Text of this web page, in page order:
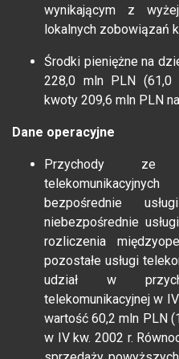
wynikającym z
lokalnych zobowiązań
Środki pieniężne na
228,0 mln PLN (61,0
kwoty 209,6 mln PLN
Dane operacyjne
Przychody ze
bezpośrednie
niebezpośrednie
rozliczenia
pozostałe usługi
udział w
telekomunikacyjnej w
wartość 60,2 mln PLN
w IV kw. 2002 r.